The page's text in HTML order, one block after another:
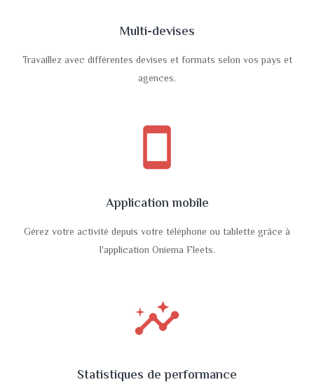
Multi-devises
Travaillez avec différentes devises et formats selon vos pays et
agences.
smartphone
Application mobile
Gérez votre activité depuis votre téléphone ou tablette grâce à
l'application Oniema Fleets.
insights
Statistiques de performance